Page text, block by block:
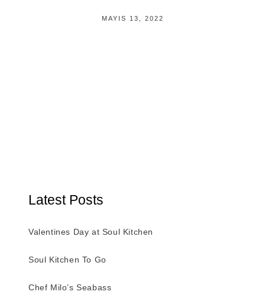
MAYIS 13, 2022
Latest Posts
Valentines Day at Soul Kitchen
Soul Kitchen To Go
Chef Milo’s Seabass